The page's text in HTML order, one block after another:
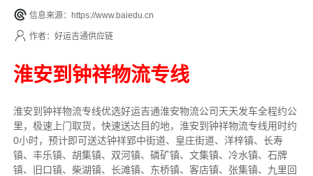
信息来源：https://www.baiedu.cn
作者：好运吉通供应链
淮安到钟祥物流专线
淮安到钟祥物流专线优选好运吉通淮安物流公司天天发车全程约公
里， 极速上门取货，快速送达目的地，淮安到钟祥物流专线用时约
0小时，预计即可送达钟祥郢中街道、皇庄街道、洋梓镇、长寿
镇、丰乐镇、胡集镇、双河镇、磷矿镇、文集镇、冷水镇、石牌
镇、旧口镇、柴湖镇、长滩镇、东桥镇、客店镇、张集镇、九里回